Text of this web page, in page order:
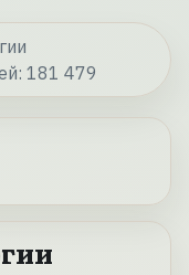
181 479